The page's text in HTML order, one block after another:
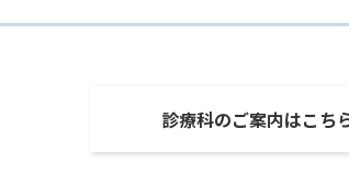
診療科のご案内はこち